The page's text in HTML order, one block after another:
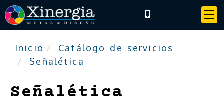
Inicio
Catálogo de servicios
Señalética
Señalética